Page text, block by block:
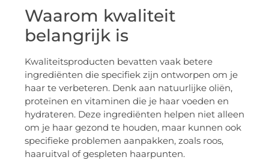
Waarom kwaliteit
belangrijk is
Kwaliteitsproducten bevatten vaak betere
ingrediënten die specifiek zijn ontworpen om je
haar te verbeteren. Denk aan natuurlijke oliën,
proteïnen en vitaminen die je haar voeden en
hydrateren. Deze ingrediënten helpen niet alleen
om je haar gezond te houden, maar kunnen ook
specifieke problemen aanpakken, zoals roos,
haaruitval of gespleten haarpunten.